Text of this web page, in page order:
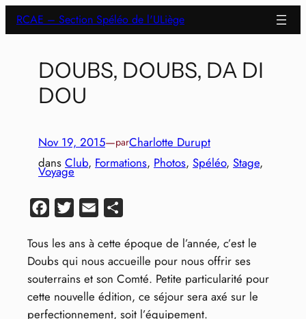
Aller
au
RCAE – Section Spéléo de l'ULiège
DOUBS, DOUBS, DA DI
DOU
Nov 19, 2015—parCharlotte Durupt
dans Club, Formations, Photos, Spéléo, Stage
Voyage
Facebook
Twitter Email
Tous les ans à cette époque de l’année, c’est le
Doubs qui nous accueille pour nous offrir ses
souterrains et son Comté. Petite particularité pour
cette nouvelle édition, ce séjour sera axé sur le
perfectionnement, soit l’équipement.